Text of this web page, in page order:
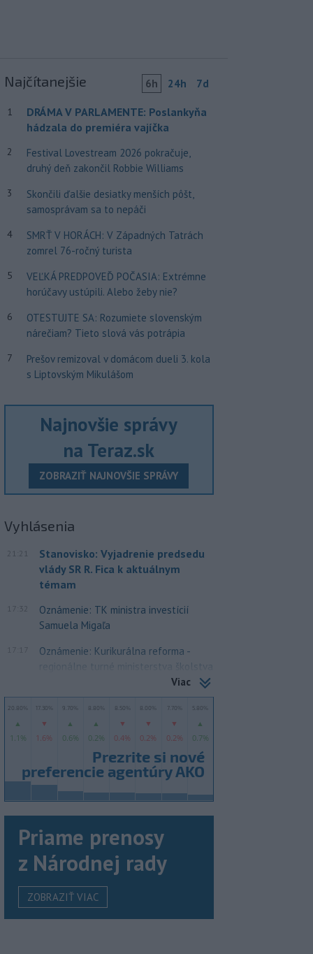
Najčítanejšie 6h 24h 7d
1
DRÁMA V PARLAMENTE: Poslankyňa
hádzala do premiéra vajíčka
2
Festival Lovestream 2026 pokračuje,
druhý deň zakončil Robbie Williams
3
Skončili ďalšie desiatky menších pôšt,
samosprávam sa to nepáči
4
SMRŤ V HORÁCH: V Západných Tatrách
zomrel 76-ročný turista
5
VEĽKÁ PREDPOVEĎ POČASIA: Extrémne
horúčavy ustúpili. Alebo žeby nie?
6
OTESTUJTE SA: Rozumiete slovenským
nárečiam? Tieto slová vás potrápia
7
Prešov remizoval v domácom dueli 3. kola
s Liptovským Mikulášom
Najnovšie správy
na Teraz.sk
ZOBRAZIŤ NAJNOVŠIE SPRÁVY
Vyhlásenia
21:21
Stanovisko: Vyjadrenie predsedu
vlády SR R. Fica k aktuálnym
témam
17:32
Oznámenie: TK ministra investícií
Samuela Migaľa
Oznámenie: Kurikurálna reforma -
regionálne turné ministerstva školstva
Viac
Priame prenosy
z Národnej rady
ZOBRAZIŤ VIAC